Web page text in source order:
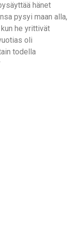
hänet
pysyi maan alla,
he yrittivät
oli
todella